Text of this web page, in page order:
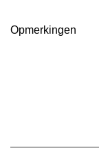
Opmerkingen